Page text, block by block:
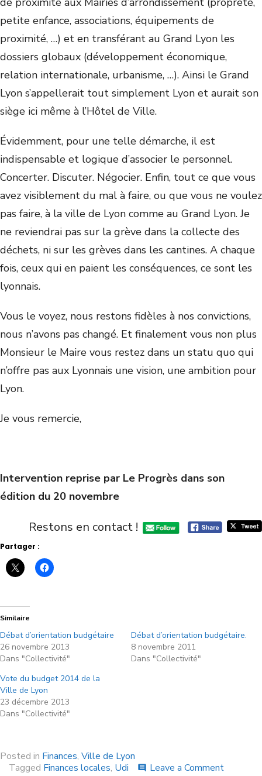
petite enfance, associations, équipements de
proximité, …) et en transférant au Grand Lyon les
dossiers globaux (développement économique,
relation internationale, urbanisme, …). Ainsi le Grand
Lyon s’appellerait tout simplement Lyon et aurait son
siège ici même à l’Hôtel de Ville.
Évidemment, pour une telle démarche, il est
indispensable et logique d’associer le personnel.
Concerter. Discuter. Négocier. Enfin, tout ce que vous
avez visiblement du mal à faire, ou que vous ne voulez
pas faire, à la ville de Lyon comme au Grand Lyon. Je
ne reviendrai pas sur la grève dans la collecte des
déchets, ni sur les grèves dans les cantines. A chaque
fois, ceux qui en paient les conséquences, ce sont les
lyonnais.
Vous le voyez, nous restons fidèles à nos convictions,
nous n’avons pas changé. Et finalement vous non plus
Monsieur le Maire vous restez dans un statu quo qui
n’offre pas aux Lyonnais une vision, une ambition pour
Lyon.
Je vous remercie,
Intervention reprise par Le Progrès dans son
édition du 20 novembre
Restons en contact !
Partager :
Similaire
Débat d’orientation budgétaire
26 novembre 2013
Dans "Collectivité"
Débat d’orientation budgétaire.
8 novembre 2011
Dans "Collectivité"
Vote du budget 2014 de la
Ville de Lyon
23 décembre 2013
Dans "Collectivité"
Posted in Finances, Ville de Lyon
Tagged Finances locales, Udi comment Leave a Comment